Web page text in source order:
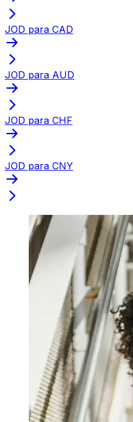
JOD para CAD
JOD para AUD
JOD para CHF
JOD para CNY